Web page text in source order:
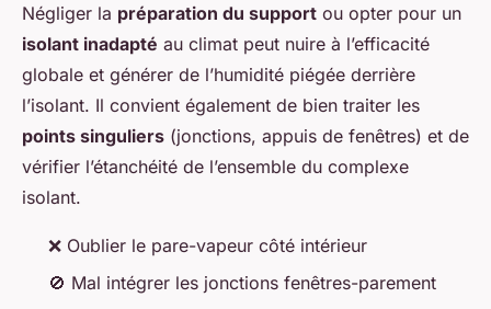
Négliger la préparation du support ou opter pour un
isolant inadapté au climat peut nuire à l’efficacité
globale et générer de l’humidité piégée derrière
l’isolant. Il convient également de bien traiter les
points singuliers (jonctions, appuis de fenêtres) et de
vérifier l’étanchéité de l’ensemble du complexe
isolant.
❌ Oublier le pare-vapeur côté intérieur
🚫 Mal intégrer les jonctions fenêtres-parement